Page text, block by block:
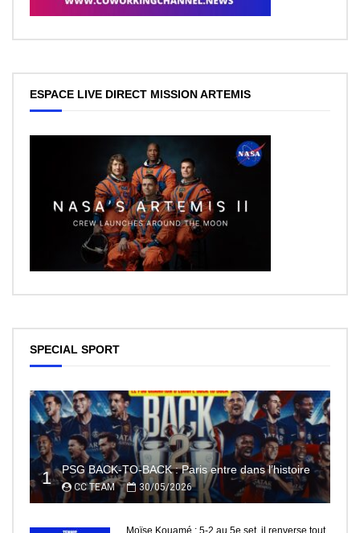
ESPACE LIVE DIRECT MISSION ARTEMIS
SPECIAL SPORT
1 PSG BACK-TO-BACK : Paris entre dans l’histoire
CC TEAM 30/05/2026
Moïse Kouamé : 5-2 au 5e set, il renverse tout